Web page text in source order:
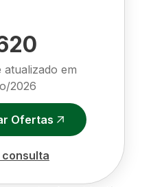
atualizado em
2026
Ofertas
consulta